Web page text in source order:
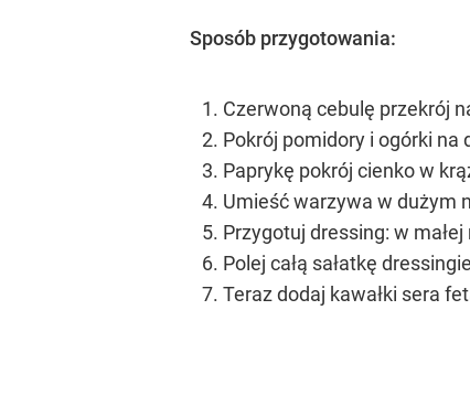
Sposób przygotowania:
Czerwoną cebulę przekrój
Pokrój pomidory i ogórki na
Paprykę pokrój cienko w
Umieść warzywa w dużym
Przygotuj dressing: w
Polej całą sałatkę
Teraz dodaj kawałki sera